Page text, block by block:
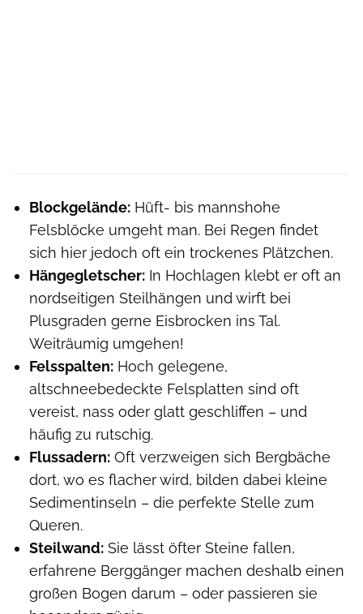
Blockgelände: Hüft- bis mannshohe
Felsblöcke umgeht man. Bei Regen findet
sich hier jedoch oft ein trockenes Plätzchen.
Hängegletscher: In Hochlagen klebt er oft an
nordseitigen Steilhängen und wirft bei
Plusgraden gerne Eisbrocken ins Tal.
Weiträumig umgehen!
Felsspalten: Hoch gelegene,
altschneebedeckte Felsplatten sind oft
vereist, nass oder glatt geschliffen – und
häufig zu rutschig.
Flussadern: Oft verzweigen sich Bergbäche
dort, wo es flacher wird, bilden dabei kleine
Sedimentinseln – die perfekte Stelle zum
Queren.
Steilwand: Sie lässt öfter Steine fallen,
erfahrene Berggänger machen deshalb einen
großen Bogen darum – oder passieren sie